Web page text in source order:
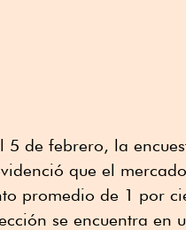
5 de febrero, la
que el
promedio de 1 por
se encuentra en